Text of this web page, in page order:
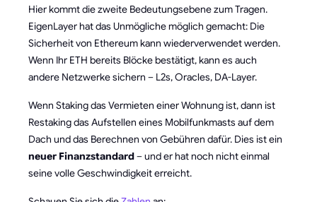
Hier kommt die zweite Bedeutungsebene zum Tragen.
EigenLayer hat das Unmögliche möglich gemacht: Die
Sicherheit von Ethereum kann wiederverwendet werden.
Wenn Ihr ETH bereits Blöcke bestätigt, kann es auch
andere Netzwerke sichern – L2s, Oracles, DA-Layer.
Wenn Staking das Vermieten einer Wohnung ist, dann ist
Restaking das Aufstellen eines Mobilfunkmasts auf dem
Dach und das Berechnen von Gebühren dafür. Dies ist ein
neuer Finanzstandard– und er hat noch nicht einmal
seine volle Geschwindigkeit erreicht.